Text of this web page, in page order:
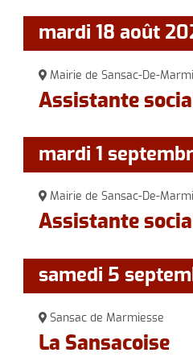
mardi 18 août
Mairie de Sansac-De-
Assistante
mardi 1
Mairie de Sansac-De-
Assistante
samedi 5
Sansac de Marmiesse
La Sansacoise